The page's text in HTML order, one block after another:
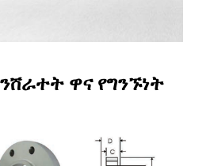
ዋና የግንኙነት